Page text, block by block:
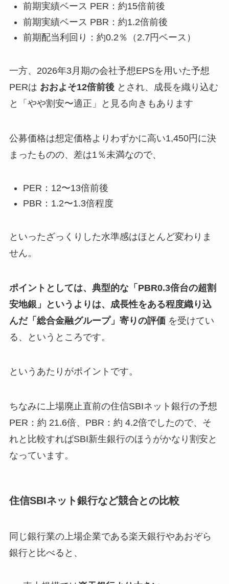
前期実績ベース PER：約15倍前後
前期実績ベース PBR：約1.2倍前後
前期配当利回り：約0.2％（2.7円ベース）
一方、2026年3月期の会社予想EPSを用いた予想
PERは おおよそ12倍前後とされ、成長を織り込む
と「やや割安〜適正」と見る向きもあります
公募価格は想定価格よりわずかに高い1,450円に決
まったものの、差は1％未満なので、
PER：12〜13倍前後
PBR：1.2〜1.3倍程度
といったざっくりした水準感はほとんど変わりま
せん。
ポイントとしては、典型的な「PBR0.3倍台の超割
安地銀」というよりは、成長性をある程度織り込
んだ「総合金融グループ」寄りの評価を受けてい
る、というところです。
というあたりがポイントです。
ちなみに上場廃止直前の住信SBIネット銀行の予想
PER：約 21.6倍、PBR：約 4.2倍でしたので、そ
れと比較すればSBI新生銀行のほうがかなり割安と
なっています。
住信SBIネット銀行など競合との比較
同じ銀行業の上場企業である楽天銀行やあおぞら
銀行と比べると、